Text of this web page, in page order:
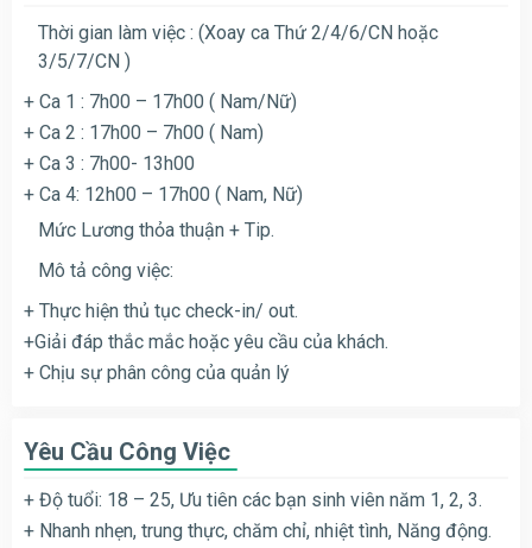
Thời gian làm việc : (Xoay ca Thứ 2/4/6/CN hoặc
3/5/7/CN )
+ Ca 1 : 7h00 – 17h00 ( Nam/Nữ)
+ Ca 2 : 17h00 – 7h00 ( Nam)
+ Ca 3 : 7h00- 13h00
+ Ca 4: 12h00 – 17h00 ( Nam, Nữ)
Mức Lương thỏa thuận + Tip.
Mô tả công việc:
+ Thực hiện thủ tục check-in/ out.
+Giải đáp thắc mắc hoặc yêu cầu của khách.
+ Chịu sự phân công của quản lý
Yêu Cầu Công Việc
+ Độ tuổi: 18 – 25, Ưu tiên các bạn sinh viên năm 1, 2, 3.
+ Nhanh nhẹn, trung thực, chăm chỉ, nhiệt tình, Năng động.